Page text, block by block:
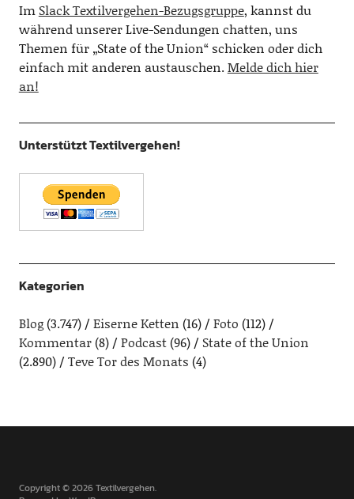
Im Slack Textilvergehen-Bezugsgruppe, kannst du
während unserer Live-Sendungen chatten, uns
Themen für „State of the Union“ schicken oder dich
einfach mit anderen austauschen.Melde dich hier
an!
Unterstützt Textilvergehen!
Kategorien
Blog(3.747) Eiserne Ketten (16) Foto (112)
Kommentar(8) Podcast(96)
State of the Union
(2.890)
Teve Tor des Monats (4)
Copyright © 2026 Textilvergehen